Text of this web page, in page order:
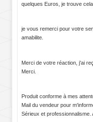
quelques Euros, je trouve
je vous remerci pour votre
amabilite.
Merci de votre réaction, j'ai
Merci.
Produit conforme à mes
Mail du vendeur pour
Sérieux et professionnalisme.